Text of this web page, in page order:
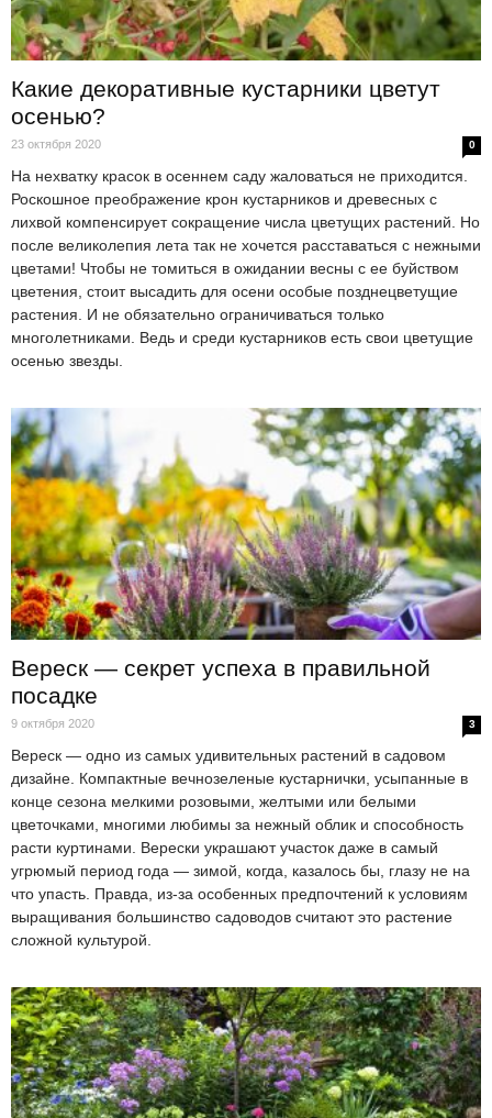
Какие декоративные кустарники цветут
осенью?
23 октября 2020 0
На нехватку красок в осеннем саду жаловаться не приходится.
Роскошное преображение крон кустарников и древесных с
лихвой компенсирует сокращение числа цветущих растений. Но
после великолепия лета так не хочется расставаться с нежными
цветами! Чтобы не томиться в ожидании весны с ее буйством
цветения, стоит высадить для осени особые позднецветущие
растения. И не обязательно ограничиваться только
многолетниками. Ведь и среди кустарников есть свои цветущие
осенью звезды.
Вереск — секрет успеха в правильной
посадке
9 октября 2020 3
Вереск — одно из самых удивительных растений в садовом
дизайне. Компактные вечнозеленые кустарнички, усыпанные в
конце сезона мелкими розовыми, желтыми или белыми
цветочками, многими любимы за нежный облик и способность
расти куртинами. Верески украшают участок даже в самый
угрюмый период года — зимой, когда, казалось бы, глазу не на
что упасть. Правда, из-за особенных предпочтений к условиям
выращивания большинство садоводов считают это растение
сложной культурой.